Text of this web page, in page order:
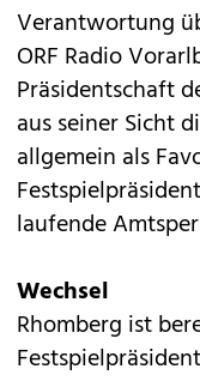
Verantwortung
ORF Radio
Präsidentschaft
aus seiner Sicht
allgemein als
laufende
Wechsel
Rhomberg ist